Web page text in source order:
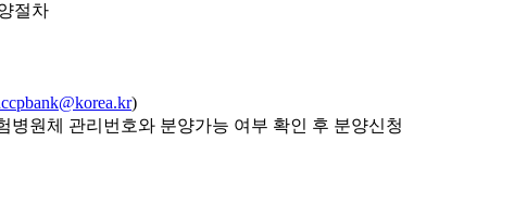
절차
)
원체 관리번호와 분양가능 여부 확인 후 분양신청